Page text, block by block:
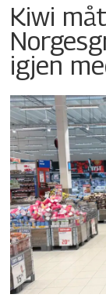
Kiwi
igjen